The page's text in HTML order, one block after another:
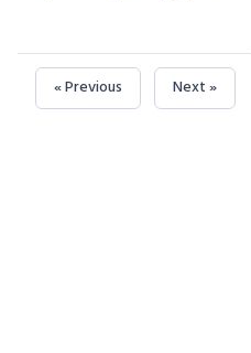
« Previous Next »